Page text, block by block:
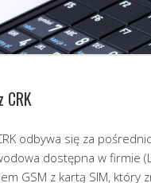
odbywa się za
dostępna w firmie
GSM z kartą SIM, który